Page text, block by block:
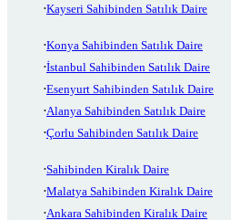
Kayseri Sahibinden Satılık Daire
Konya Sahibinden Satılık Daire
İstanbul Sahibinden Satılık Daire
Esenyurt Sahibinden Satılık Daire
Alanya Sahibinden Satılık Daire
Çorlu Sahibinden Satılık Daire
Sahibinden Kiralık Daire
Malatya Sahibinden Kiralık Daire
Ankara Sahibinden Kiralık Daire